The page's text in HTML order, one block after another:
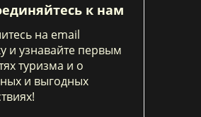
к нам
на email
и узнавайте первым
туризма и о
и выгодных